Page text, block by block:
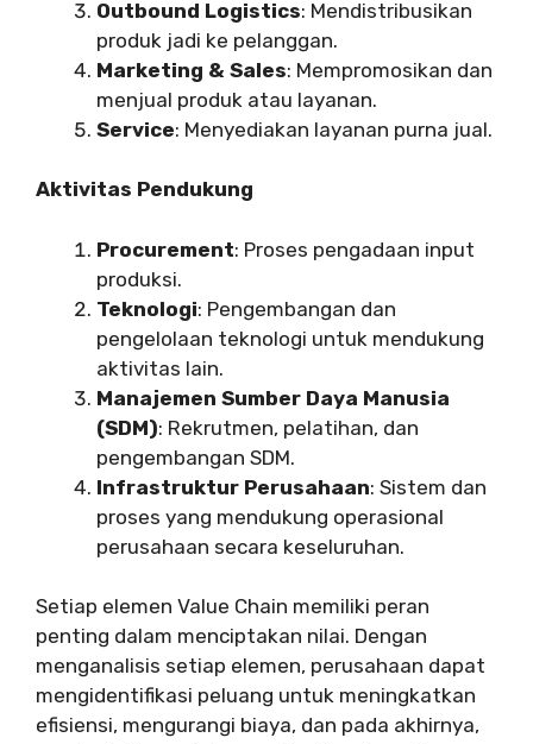
Outbound Logistics: Mendistribusikan
produk jadi ke pelanggan.
Marketing & Sales: Mempromosikan dan
menjual produk atau layanan.
Service: Menyediakan layanan purna jual.
Aktivitas Pendukung
Procurement: Proses pengadaan input
produksi.
Teknologi: Pengembangan dan
pengelolaan teknologi untuk mendukung
aktivitas lain.
Manajemen Sumber Daya Manusia
(SDM): Rekrutmen, pelatihan, dan
pengembangan SDM.
Infrastruktur Perusahaan: Sistem dan
proses yang mendukung operasional
perusahaan secara keseluruhan.
Setiap elemen Value Chain memiliki peran
penting dalam menciptakan nilai. Dengan
menganalisis setiap elemen, perusahaan dapat
mengidentifikasi peluang untuk meningkatkan
efisiensi, mengurangi biaya, dan pada akhirnya,